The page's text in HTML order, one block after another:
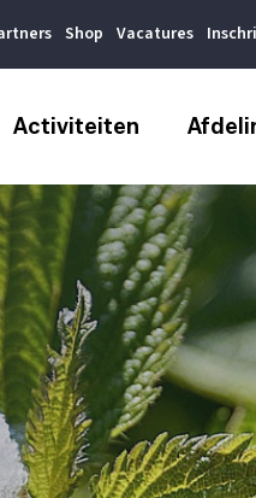
Shop Vacatures
Activiteiten